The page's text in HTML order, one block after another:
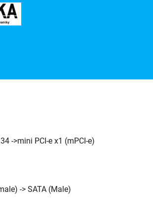
->mini PCI-e x1 (mPCI-e)
-> SATA (Male)